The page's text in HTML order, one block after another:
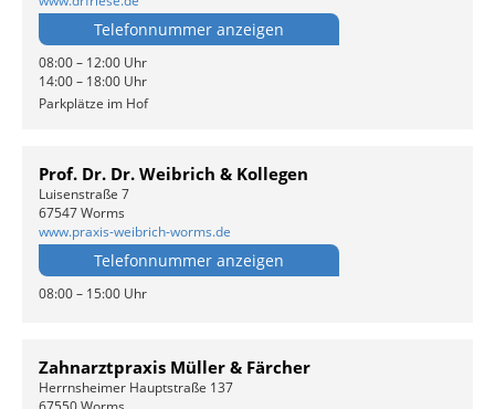
Telefonnummer anzeigen
08:00 – 12:00 Uhr
14:00 – 18:00 Uhr
Parkplätze im Hof
Prof. Dr. Dr. Weibrich & Kollegen
Luisenstraße 7
67547 Worms
www.praxis-weibrich-worms.de
Telefonnummer anzeigen
08:00 – 15:00 Uhr
Zahnarztpraxis Müller & Färcher
Herrnsheimer Hauptstraße 137